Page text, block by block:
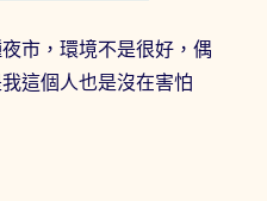
市，環境不是很好，偶
這個人也是沒在害怕